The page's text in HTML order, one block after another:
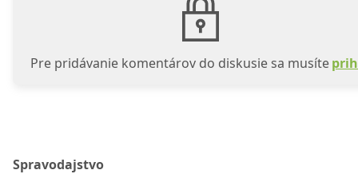
Pre pridávanie komentárov do diskusie sa musíte
Spravodajstvo